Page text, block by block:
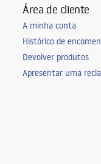
Área de cliente
A minha conta
Histórico de
Devolver produtos
Apresentar uma